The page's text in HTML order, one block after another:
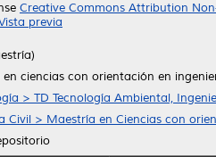
Creative Commons Attribution
previa
en ciencias con orientación en
> TD Tecnología Ambiental,
Civil > Maestría en Ciencias con